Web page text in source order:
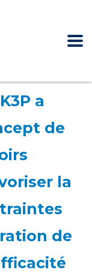
a
de
la
de